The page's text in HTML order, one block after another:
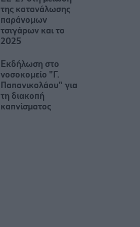
της κατανάλωσης
παράνομων
τσιγάρων και το
2025
Εκδήλωση στο
νοσοκομείο "Γ.
Παπανικολάου" για
τη διακοπή
καπνίσματος